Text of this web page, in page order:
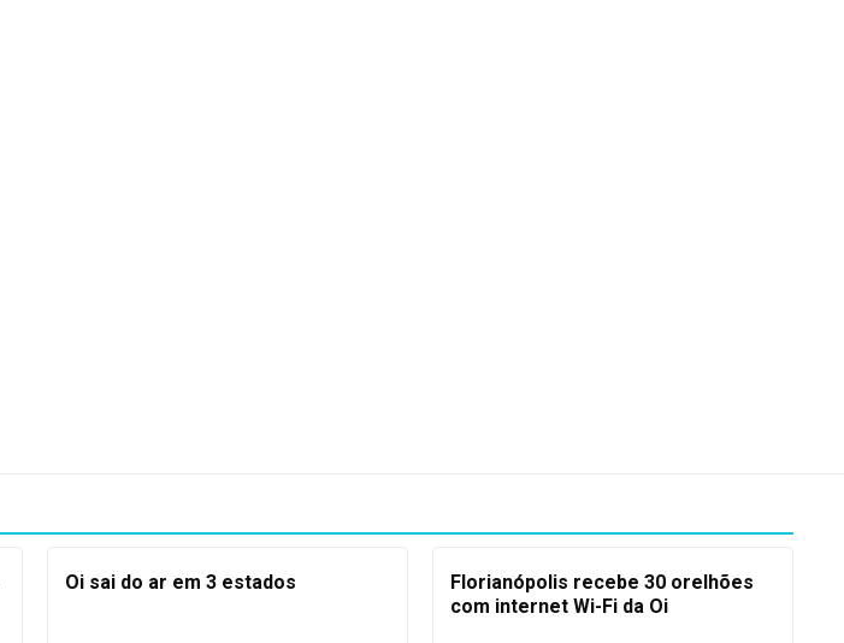
Oi sai do ar em 3 estados
Florianópolis recebe 30 orelhões
com internet Wi-Fi da Oi